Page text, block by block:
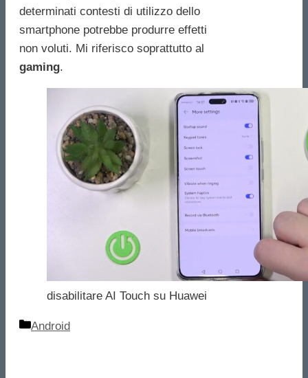
determinati contesti di utilizzo dello
smartphone potrebbe produrre effetti
non voluti. Mi riferisco soprattutto al
gaming.
disabilitare AI Touch su Huawei
Categorie
Android